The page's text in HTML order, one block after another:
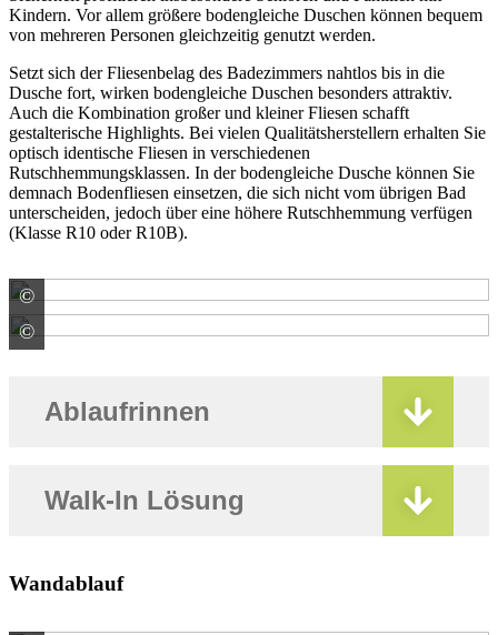
Kindern. Vor allem größere bodengleiche Duschen können bequem
von mehreren Personen gleichzeitig genutzt werden.
Setzt sich der Fliesenbelag des Badezimmers nahtlos bis in die
Dusche fort, wirken bodengleiche Duschen besonders attraktiv.
Auch die Kombination großer und kleiner Fliesen schafft
gestalterische Highlights. Bei vielen Qualitätsherstellern erhalten Sie
optisch identische Fliesen in verschiedenen
Rutschhemmungsklassen. In der bodengleiche Dusche können Sie
demnach Bodenfliesen einsetzen, die sich nicht vom übrigen Bad
unterscheiden, jedoch über eine höhere Rutschhemmung verfügen
(Klasse R10 oder R10B).
© JACKON Insulation GmbH
© Saint-Gobain Weber GmbH
Ablaufrinnen
Walk-In Lösung
Wandablauf